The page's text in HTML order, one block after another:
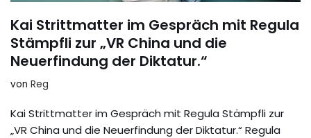
Kai Strittmatter im Gespräch mit Regula
Stämpfli zur „VR China und die
Neuerfindung der Diktatur.“
von Reg
Kai Strittmatter im Gespräch mit Regula Stämpfli zur
„VR China und die Neuerfindung der Diktatur.“ Regula